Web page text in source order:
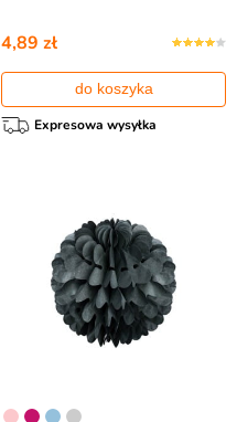
4,89 zł
do koszyka
Expresowa wysyłka